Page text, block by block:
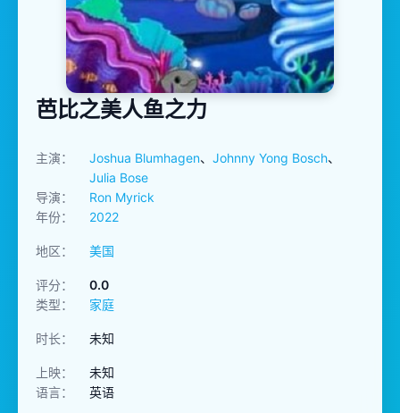
芭比之美人鱼之力
主演： Joshua Blumhagen、 Johnny Yong Bosch、
Julia Bose
导演：
Ron Myrick
年份：
2022
地区： 美国
评分：
0.0
类型：
家庭
时长： 未知
上映：
未知
语言：
英语